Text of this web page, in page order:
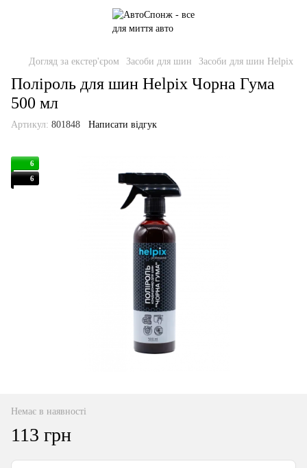
Догляд за екстер'єром Засоби для шин Засоби для шин Helpix
Поліроль для шин Helpix Чорна Гума
500 мл
Артикул: 801848 Написати відгук
6
6
Немає в наявності
113 грн